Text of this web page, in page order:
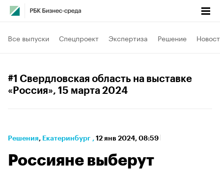
Все выпуски Спецпроект Экспертиза Решение
#1 Свердловская область на выставке
«Россия», 15 марта 2024
Решения⁠, Екатеринбург , 12 янв 2024, 08:59
Россияне выберут